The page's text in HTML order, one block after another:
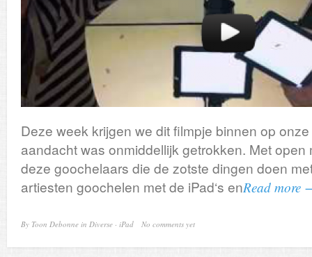
Deze week krijgen we dit filmpje binnen op
aandacht was onmiddellijk getrokken. Met
deze goochelaars die de zotste dingen doen
artiesten goochelen met de iPad‘s enRead more
By Toon Debonne in Diverse · iPad No comments yet